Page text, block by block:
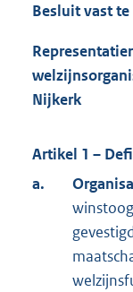
Besluit vast
Nijkerk
Artikel 1 –
a.